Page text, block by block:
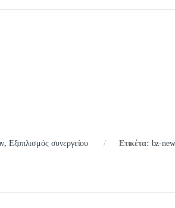
,Εξοπλισμός συνεργείου Ετικέτα: bz-new